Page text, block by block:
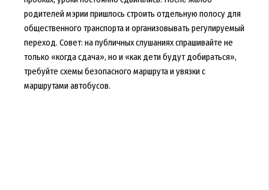
родителей мэрии пришлось строить отдельную полосу для
общественного транспорта и организовывать регулируемый
переход. Совет: на публичных слушаниях спрашивайте не
только «когда сдача», но и «как дети будут добираться»,
требуйте схемы безопасного маршрута и увязки с
маршрутами автобусов.